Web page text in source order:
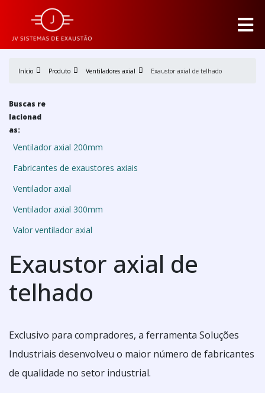
Início Produto Ventiladores axial Exaustor axial de telhado
Buscas re
lacionad
as:
Ventilador axial 200mm
Fabricantes de exaustores axiais
Ventilador axial
Ventilador axial 300mm
Valor ventilador axial
Exaustor axial de
telhado
Exclusivo para compradores, a ferramenta Soluções
Industriais desenvolveu o maior número de fabricantes
de qualidade no setor industrial.